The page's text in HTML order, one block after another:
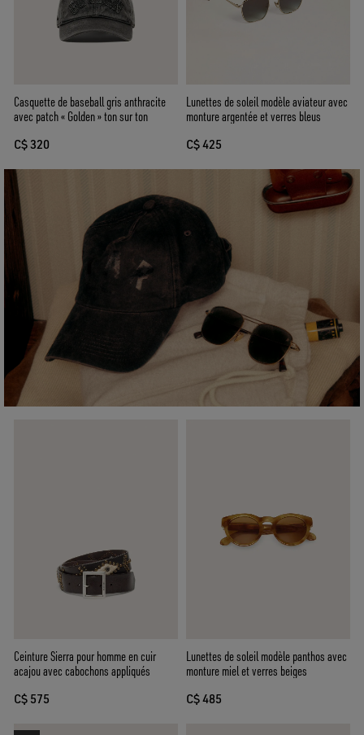
Casquette de baseball gris anthracite
avec patch « Golden » ton sur ton
C$ 320
Lunettes de soleil modèle aviateur avec
monture argentée et verres bleus
C$ 425
Ceinture Sierra pour homme en cuir
acajou avec cabochons appliqués
C$ 575
Lunettes de soleil modèle panthos avec
monture miel et verres beiges
C$ 485